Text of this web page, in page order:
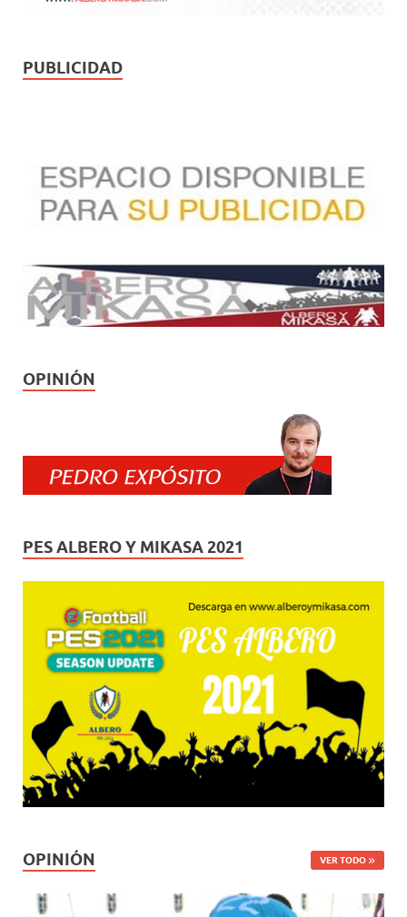
PUBLICIDAD
OPINIÓN
PES ALBERO Y MIKASA 2021
OPINIÓN VER TODO